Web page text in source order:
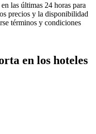
las últimas 24 horas para
precios y la disponibilidad
términos y condiciones
en los hoteles